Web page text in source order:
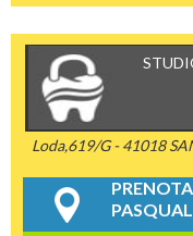
Loda,619/G - 41018